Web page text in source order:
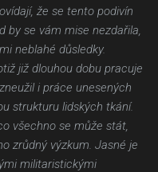
že se tento podivín
by se vám mise nezdařila,
neblahé důsledky.
již dlouhou dobu pracuje
i práce unesených
strukturu lidských tkání.
všechno se může stát,
zrůdný výzkum. Jasné je
militaristickými